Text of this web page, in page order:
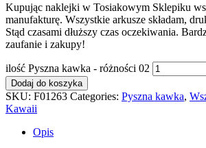
Kupując naklejki w Tosiakowym Sklepiku
manufakturę. Wszystkie arkusze składam,
Stąd czasami dłuższy czas oczekiwania.
zaufanie i zakupy!
ilość Pyszna kawka - różności 02
Dodaj do koszyka
SKU: F01263 Categories: Pyszna kawka,
Kawaii
Opis